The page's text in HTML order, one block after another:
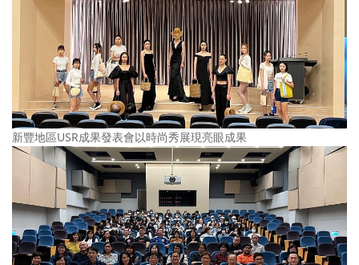
新豐地區USR成果發表會以時尚秀展現亮眼成果